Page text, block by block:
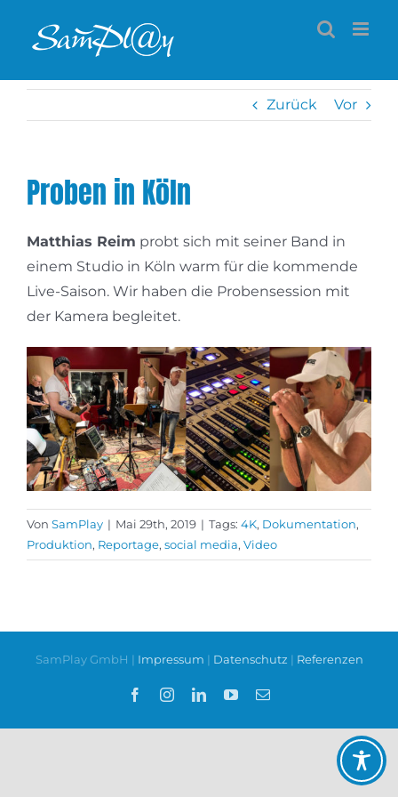
Inhalt
Zurück Vor
Proben in Köln
Matthias Reim probt sich mit seiner Band in
einem Studio in Köln warm für die kommende
Live-Saison. Wir haben die Probensession mit
der Kamera begleitet.
Von SamPlay | Mai 29th, 2019 | Tags: 4K, Dokumentation,
Produktion, Reportage, social media, Video
SamPlay GmbH | Impressum | Datenschutz | Referenzen
FacebookInstagramLinkedInYouTube
E-